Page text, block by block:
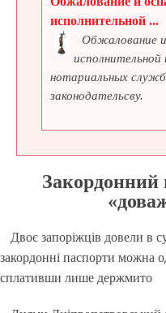
исполнительной ...
Обжалование
исполнительной
нотариальных
законодательсву.
Закордонний
Двоє запоріжців довели в
закордонні паспорти можна
сплативши лише держмито